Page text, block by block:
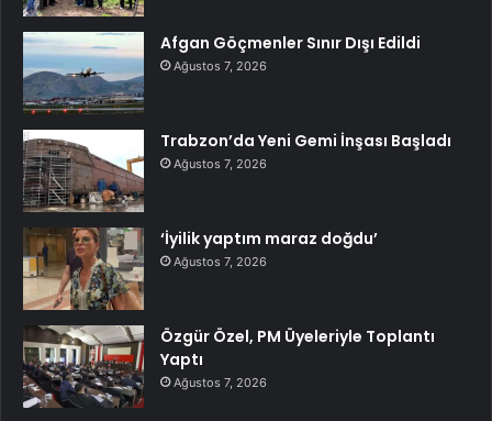
Afgan Göçmenler Sınır Dışı Edildi
Ağustos 7, 2026
Trabzon’da Yeni Gemi İnşası Başladı
Ağustos 7, 2026
‘İyilik yaptım maraz doğdu’
Ağustos 7, 2026
Özgür Özel, PM Üyeleriyle Toplantı
Yaptı
Ağustos 7, 2026